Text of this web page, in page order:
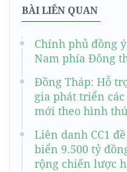
BÀI LIÊN QUAN
Chính phủ đồng
Nam phía Đông
Đồng Tháp: Hỗ
gia phát triển
mới theo hình
Liên danh CC1
biển 9.500 tỷ
rộng chiến lược